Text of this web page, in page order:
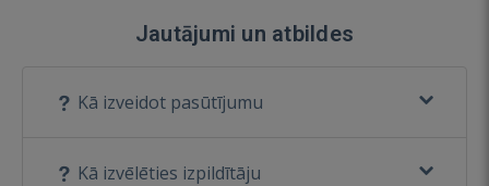
Jautājumi un atbildes
Kā izveidot pasūtījumu
Kā izvēlēties izpildītāju